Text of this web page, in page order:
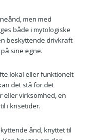
men med
både i mytologiske
beskyttende drivkraft
sine egne.
lokal eller funktionelt
det stå for det
eller virksomhed, en
i krisetider.
ånd, knyttet til